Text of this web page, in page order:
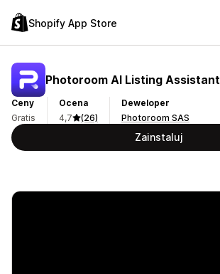
Shopify App Store
Photoroom AI Listing Assistant
Ceny
Gratis
Ocena
4,7
(26)
Deweloper
Photoroom SAS
Zainstaluj